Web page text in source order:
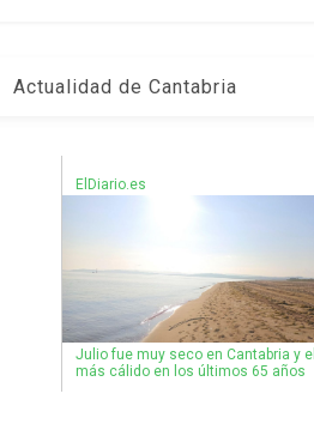
Actualidad de Cantabria
ElDiario.es
Julio fue muy seco en Cantabria y el
más cálido en los últimos 65 años